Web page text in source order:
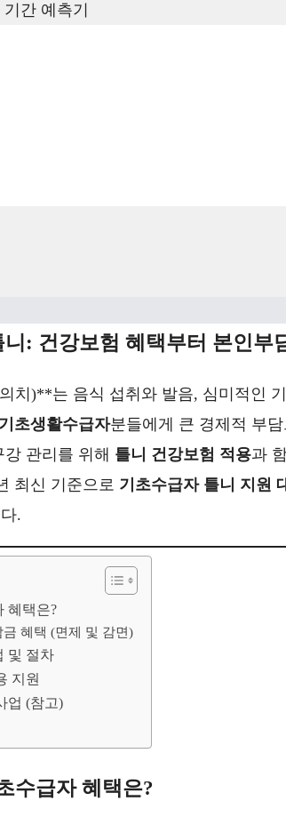
간 예측기
: 건강보험 혜택부터 본인부
치)**는 음식 섭취와 발음, 심미적인
기초생활수급자분들에게 큰 경제적 부
관리를 위해 틀니 건강보험 적용과
최신 기준으로 기초수급자 틀니 지원
.
혜택은?
혜택 (면제 및 감면)
및 절차
지원
업 (참고)
수급자 혜택은?